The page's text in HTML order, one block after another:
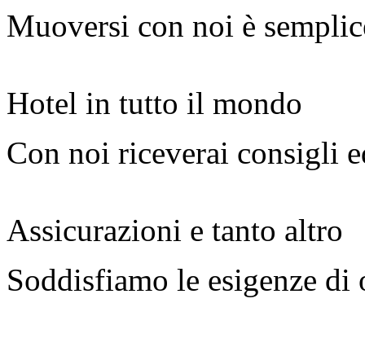
Muoversi con noi è
Hotel in tutto il mondo
Con noi riceverai consigli
Assicurazioni e tanto altro
Soddisfiamo le esigenze di